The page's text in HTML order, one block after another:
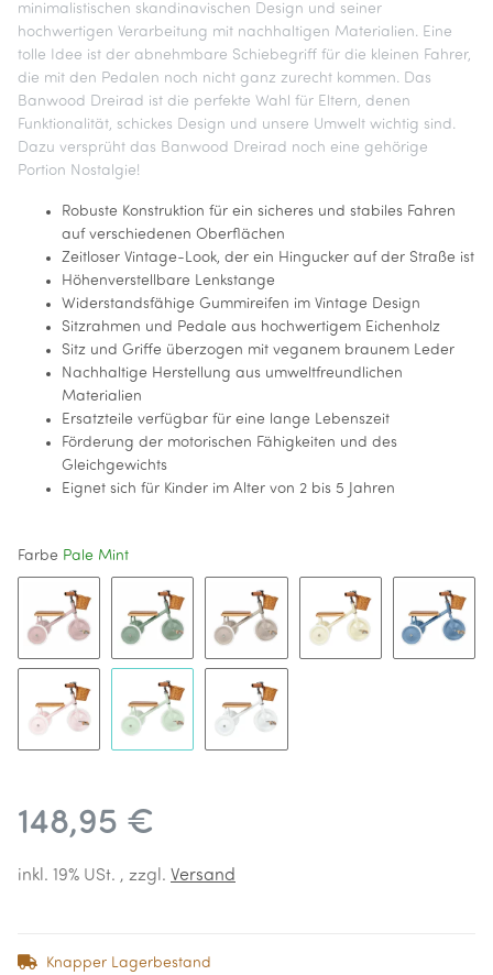
minimalistischen skandinavischen Design und seiner
hochwertigen Verarbeitung mit nachhaltigen Materialien. Eine
tolle Idee ist der abnehmbare Schiebegriff für die kleinen Fahrer,
die mit den Pedalen noch nicht ganz zurecht kommen. Das
Banwood Dreirad ist die perfekte Wahl für Eltern, denen
Funktionalität, schickes Design und unsere Umwelt wichtig sind.
Dazu versprüht das Banwood Dreirad noch eine gehörige
Portion Nostalgie!
Robuste Konstruktion für ein sicheres und stabiles Fahren
auf verschiedenen Oberflächen
Zeitloser Vintage-Look, der ein Hingucker auf der Straße ist
Höhenverstellbare Lenkstange
Widerstandsfähige Gummireifen im Vintage Design
Sitzrahmen und Pedale aus hochwertigem Eichenholz
Sitz und Griffe überzogen mit veganem braunem Leder
Nachhaltige Herstellung aus umweltfreundlichen
Materialien
Ersatzteile verfügbar für eine lange Lebenszeit
Förderung der motorischen Fähigkeiten und des
Gleichgewichts
Eignet sich für Kinder im Alter von 2 bis 5 Jahren
Farbe Pale Mint
Dusty Pink Forest Beige
148,95 €
inkl. 19% USt. , zzgl. Versand
Knapper Lagerbestand